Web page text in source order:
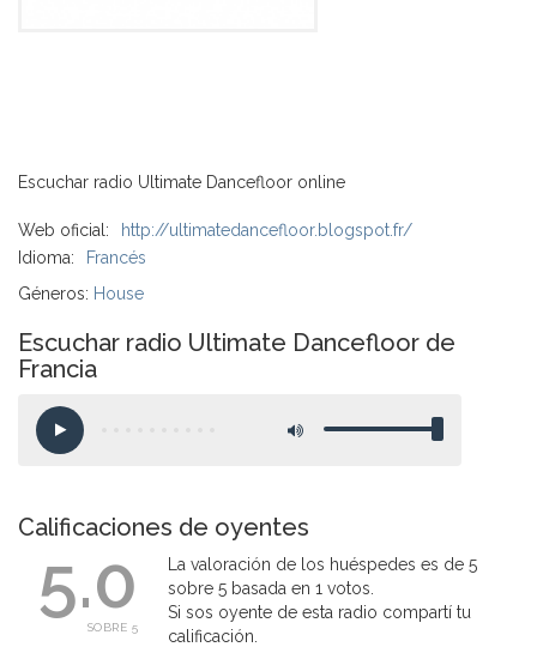
Escuchar radio Ultimate Dancefloor online
Web oficial:
http://ultimatedancefloor.blogspot.fr/
Idioma:
Francés
Géneros: House
Escuchar radio Ultimate Dancefloor de
Francia
Calificaciones de oyentes
5.0
SOBRE 5
La valoración de los huéspedes es de 5
sobre 5 basada en 1 votos.
Si sos oyente de esta radio compartí tu
calificación.